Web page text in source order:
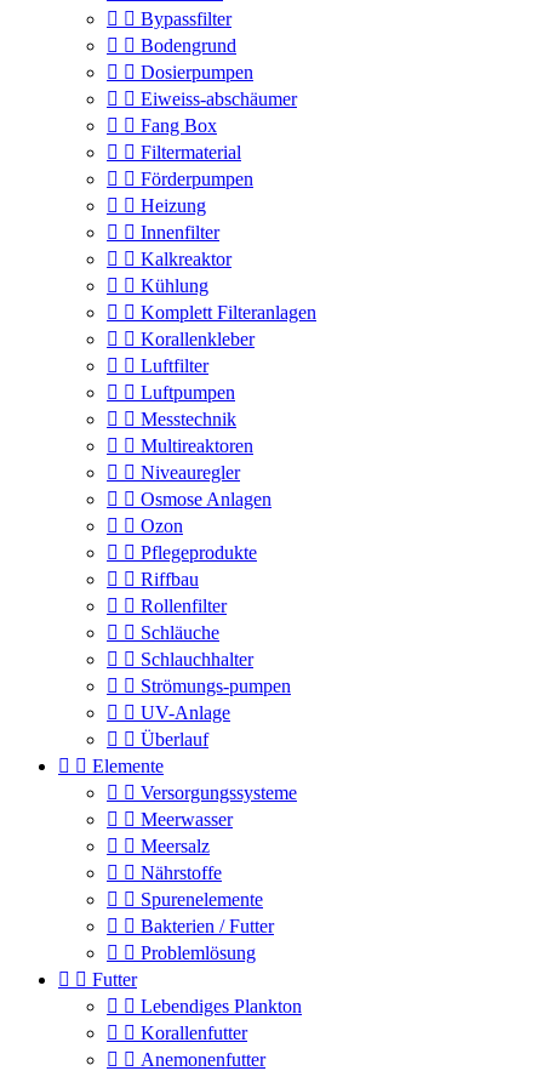
  Bypassfilter
  Bodengrund
  Dosierpumpen
  Eiweiss-abschäumer
  Fang Box
  Filtermaterial
  Förderpumpen
  Heizung
  Innenfilter
  Kalkreaktor
  Kühlung
  Komplett Filteranlagen
  Korallenkleber
  Luftfilter
  Luftpumpen
  Messtechnik
  Multireaktoren
  Niveauregler
  Osmose Anlagen
  Ozon
  Pflegeprodukte
  Riffbau
  Rollenfilter
  Schläuche
  Schlauchhalter
  Strömungs-pumpen
  UV-Anlage
  Überlauf
  Elemente
  Versorgungssysteme
  Meerwasser
  Meersalz
  Nährstoffe
  Spurenelemente
  Bakterien / Futter
  Problemlösung
  Futter
  Lebendiges Plankton
  Korallenfutter
  Anemonenfutter